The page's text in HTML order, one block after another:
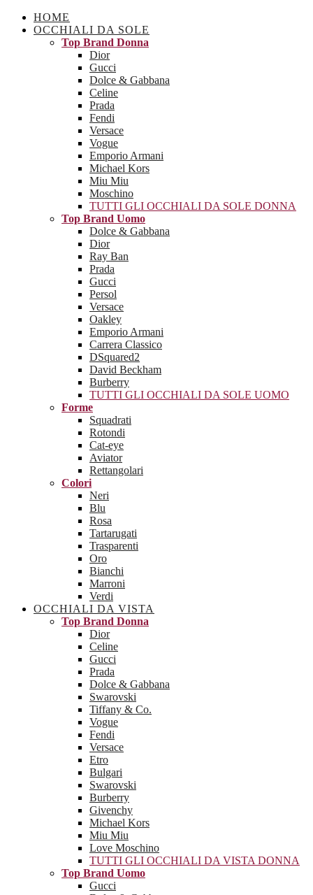
HOME
OCCHIALI DA SOLE
Top Brand Donna
Dior
Gucci
Dolce & Gabbana
Celine
Prada
Fendi
Versace
Vogue
Emporio Armani
Michael Kors
Miu Miu
Moschino
TUTTI GLI OCCHIALI DA SOLE DONNA
Top Brand Uomo
Dolce & Gabbana
Dior
Ray Ban
Prada
Gucci
Persol
Versace
Oakley
Emporio Armani
Carrera Classico
DSquared2
David Beckham
Burberry
TUTTI GLI OCCHIALI DA SOLE UOMO
Forme
Squadrati
Rotondi
Cat-eye
Aviator
Rettangolari
Colori
Neri
Blu
Rosa
Tartarugati
Trasparenti
Oro
Bianchi
Marroni
Verdi
OCCHIALI DA VISTA
Top Brand Donna
Dior
Celine
Gucci
Prada
Dolce & Gabbana
Swarovski
Tiffany & Co.
Vogue
Fendi
Versace
Etro
Bulgari
Swarovski
Burberry
Givenchy
Michael Kors
Miu Miu
Love Moschino
TUTTI GLI OCCHIALI DA VISTA DONNA
Top Brand Uomo
Gucci